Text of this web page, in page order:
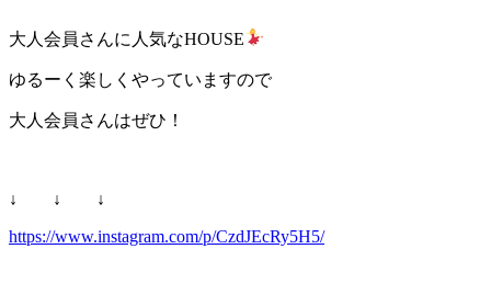
大人会員さんに人気なHOUSE
ゆるーく楽しくやっていますので
大人会員さんはぜひ！
↓ ↓ ↓
https://www.instagram.com/p/CzdJEcRy5H5/